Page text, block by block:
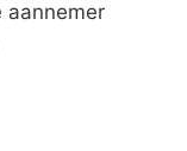
aannemer